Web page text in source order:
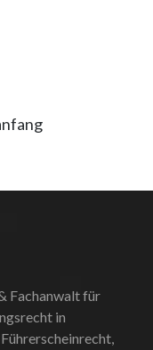
Fachanwalt für
in